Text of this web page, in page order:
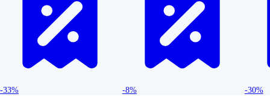
-33% -8% -30%